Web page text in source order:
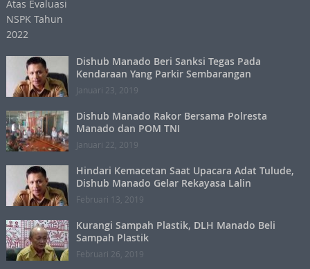
Dishub Manado Beri Sanksi Tegas Pada
Kendaraan Yang Parkir Sembarangan
Januari 23, 2019
Dishub Manado Rakor Bersama Polresta
Manado dan POM TNI
Januari 22, 2019
Hindari Kemacetan Saat Upacara Adat Tulude,
Dishub Manado Gelar Rekayasa Lalin
Februari 13, 2019
Kurangi Sampah Plastik, DLH Manado Beli
Sampah Plastik
Februari 26, 2019